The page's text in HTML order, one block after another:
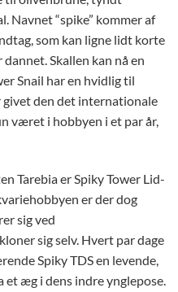
Navnet “spike” kommer af
som kan ligne lidt korte
Skallen kan nå en
Snail har en hvidlig til
den det internationale
været i hobbyen i et par år,
Tarebia er Spiky Tower Lid-
er der dog
sig ved
sig selv. Hvert par dage
Spiky TDS en levende,
et æg i dens indre ynglepose.